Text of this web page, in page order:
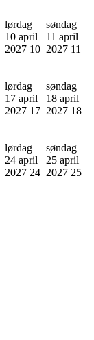
lørdag
10 april
2027 10
søndag
11 april
2027 11
lørdag
17 april
2027 17
søndag
18 april
2027 18
lørdag
24 april
2027 24
søndag
25 april
2027 25